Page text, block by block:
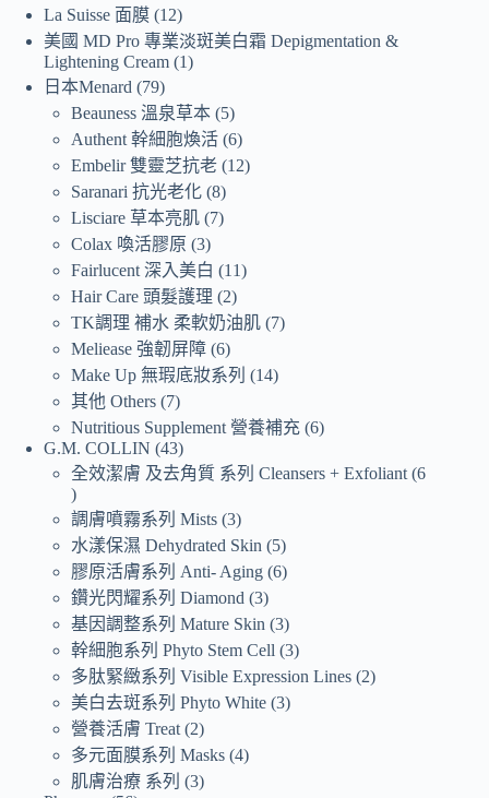
La Suisse 面膜 12
美國 MD Pro 專業淡斑美白霜 Depigmentation &
Lightening Cream 1
日本Menard
79
Beauness 溫泉草本 5
Authent 幹細胞煥活 6
Embelir 雙靈芝抗老 12
Saranari 抗光老化 8
Lisciare 草本亮肌 7
Colax 喚活膠原 3
Fairlucent 深入美白
11
Hair Care 頭髮護理
2
TK調理 補水 柔軟奶油肌 7
Meliease 強韌屏障 6
Make Up 無瑕底妝系列
14
其他 Others 7
Nutritious Supplement 營養補充 6
G.M. COLLIN 43
全效潔膚 及去角質 系列 Cleansers + Exfoliant 6
調膚噴霧系列 Mists 3
水漾保濕 Dehydrated Skin
5
膠原活膚系列 Anti- Aging 6
鑽光閃耀系列 Diamond 3
基因調整系列 Mature Skin 3
幹細胞系列 Phyto Stem Cell 3
多肽緊緻系列 Visible Expression Lines 2
美白去斑系列 Phyto White 3
營養活膚 Treat 2
多元面膜系列 Masks 4
肌膚治療 系列
3